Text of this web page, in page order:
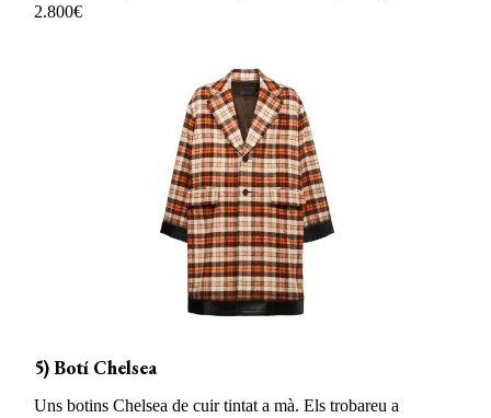
2.800€
5) Botí Chelsea
Uns botins Chelsea de cuir tintat a mà. Els trobareu a